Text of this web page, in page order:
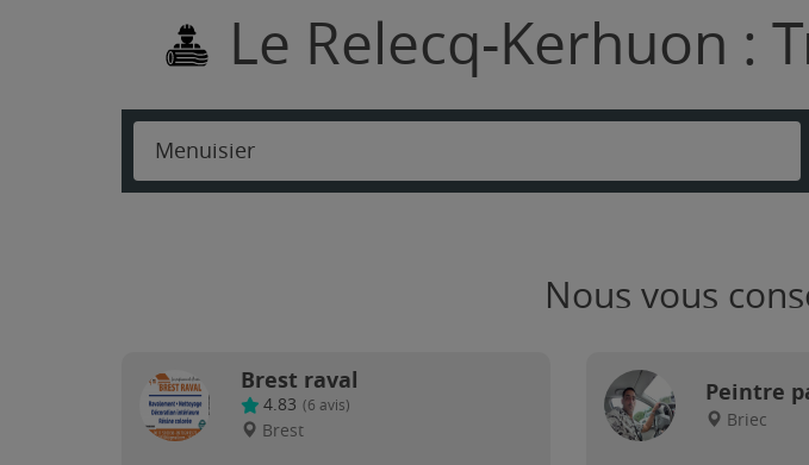
Le Relecq-Kerhuon :
Menuisier
Nous vous
Brest raval
4.83 (6 avis)
Brest
Peintre
Briec